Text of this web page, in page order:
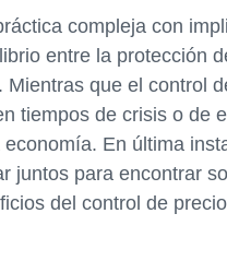
compleja con
entre la protección
que el control
tiempos de crisis o de
En última
juntos para encontrar
del control de